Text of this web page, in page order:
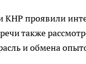
КНР проявили
также
и обмена